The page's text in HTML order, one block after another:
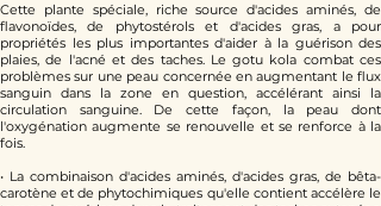
Cette plante spéciale, riche source d'acides aminés, de
flavonoïdes, de phytostérols et d'acides gras, a pour
propriétés les plus importantes d'aider à la guérison des
plaies, de l'acné et des taches. Le gotu kola combat ces
problèmes sur une peau concernée en augmentant le flux
sanguin dans la zone en question, accélérant ainsi la
circulation sanguine. De cette façon, la peau dont
l'oxygénation augmente se renouvelle et se renforce à la
fois.
• La combinaison d'acides aminés, d'acides gras, de bêta-
carotène et de phytochimiques qu'elle contient accélère le